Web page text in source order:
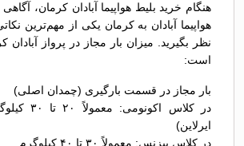
هنگام خرید بلیط هواپیما آبادان کرمان، آگاهی
هواپیما آبادان به کرمان یکی از مهم‌ترین
نظر بگیرید. میزان بار مجاز در پرواز
است:
بار مجاز در قسمت بارگیری (چمدان اصلی)
در کلاس
ایرلاین)
در کلاس بیزنس: معمولاً ۳۰ تا ۴۰ کیلوگرم